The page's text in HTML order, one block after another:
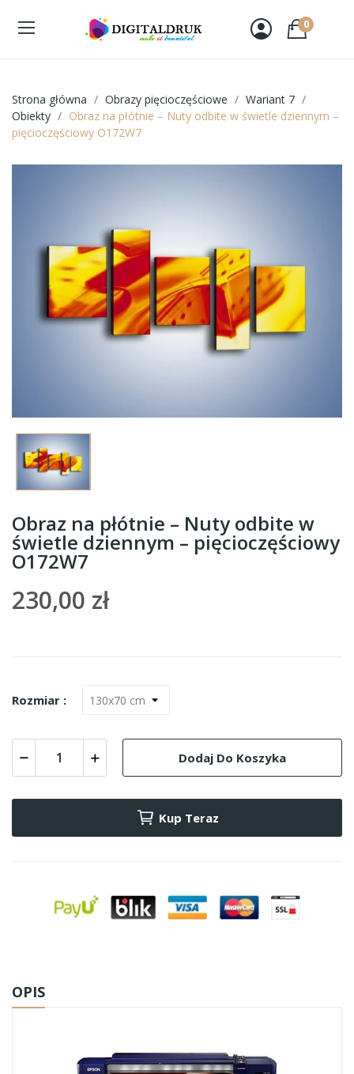
0
Strona główna Obrazy pięcioczęściowe
Wariant 7
Obiekty
Obraz na płótnie – Nuty odbite w świetle dziennym –
pięcioczęściowy O172W7
Obraz na płótnie – Nuty odbite w
świetle dziennym – pięcioczęściowy
O172W7
230,00 zł
Rozmiar :
Dodaj Do Koszyka
Kup Teraz
OPIS